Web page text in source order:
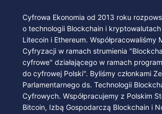
Cyfrowa Ekonomia od 2013 roku
o technologii Blockchain i
Litecoin i Ethereum. Współpracowaliśmy
Cyfryzacji w ramach strumienia
cyfrowe" działającego w ramach
do cyfrowej Polski". Byliśmy członkami
Parlamentarnego ds. Technologii
Cyfrowych. Współpracujemy z Polskim
Bitcoin, Izbą Gospodarczą Blockchain i